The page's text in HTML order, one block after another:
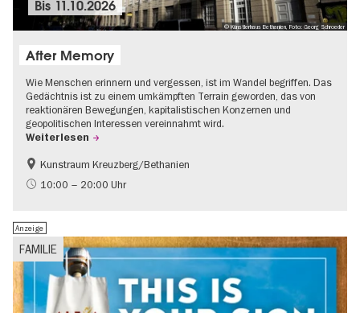
© Künstlerhaus Bethanien, Foto: Georg Schroeder
Bis 11.10.2026
After Memory
Wie Menschen erinnern und vergessen, ist im Wandel begriffen. Das
Gedächtnis ist zu einem umkämpften Terrain geworden, das von
reaktionären Bewegungen, kapitalistischen Konzernen und
geopolitischen Interessen vereinnahmt wird.
Weiterlesen
Gratis
International
Kunstraum Kreuzberg/Bethanien
10:00 – 20:00 Uhr
FAMILIE
Anzeige